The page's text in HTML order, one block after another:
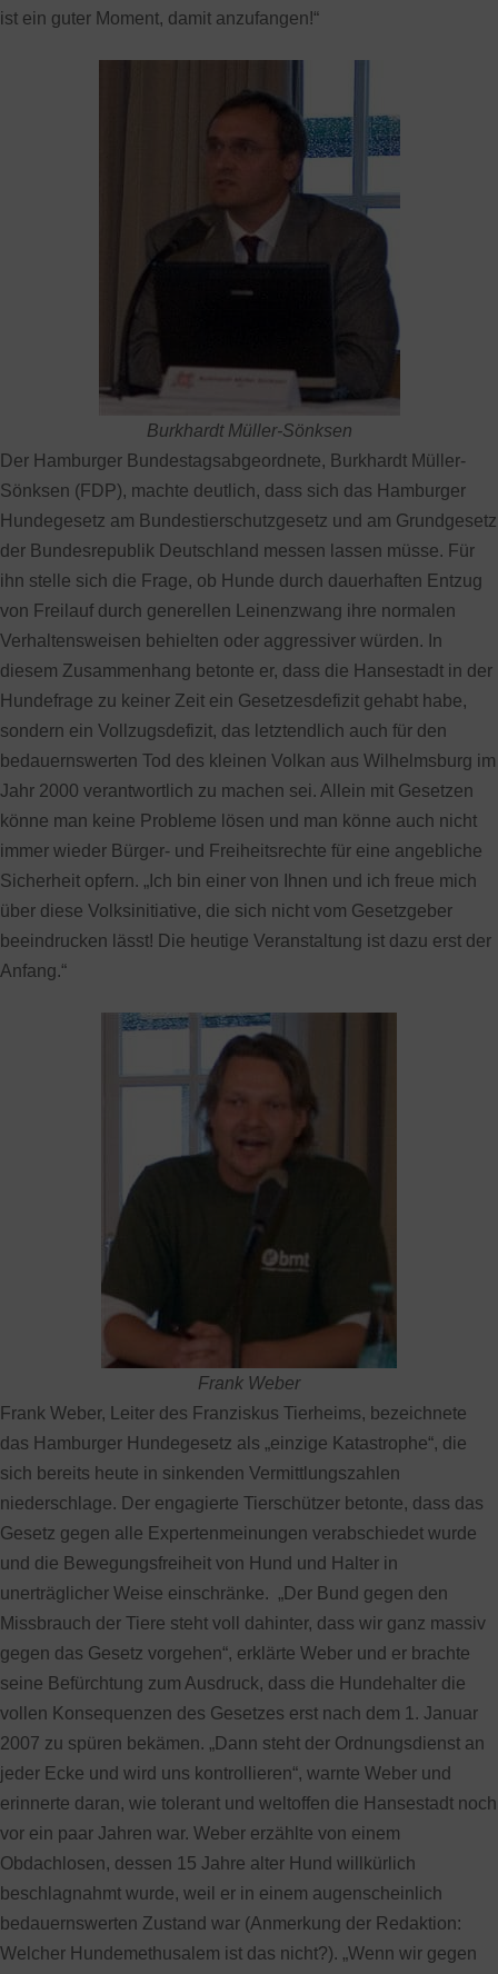
ist ein guter Moment, damit anzufangen!“
Burkhardt Müller-Sönksen
Der Hamburger Bundestagsabgeordnete, Burkhardt Müller-
Sönksen (FDP), machte deutlich, dass sich das Hamburger
Hundegesetz am Bundestierschutzgesetz und am Grundgesetz
der Bundesrepublik Deutschland messen lassen müsse. Für
ihn stelle sich die Frage, ob Hunde durch dauerhaften Entzug
von Freilauf durch generellen Leinenzwang ihre normalen
Verhaltensweisen behielten oder aggressiver würden. In
diesem Zusammenhang betonte er, dass die Hansestadt in der
Hundefrage zu keiner Zeit ein Gesetzesdefizit gehabt habe,
sondern ein Vollzugsdefizit, das letztendlich auch für den
bedauernswerten Tod des kleinen Volkan aus Wilhelmsburg im
Jahr 2000 verantwortlich zu machen sei. Allein mit Gesetzen
könne man keine Probleme lösen und man könne auch nicht
immer wieder Bürger- und Freiheitsrechte für eine angebliche
Sicherheit opfern. „Ich bin einer von Ihnen und ich freue mich
über diese Volksinitiative, die sich nicht vom Gesetzgeber
beeindrucken lässt! Die heutige Veranstaltung ist dazu erst der
Anfang.“
Frank Weber
Frank Weber, Leiter des Franziskus Tierheims, bezeichnete
das Hamburger Hundegesetz als „einzige Katastrophe“, die
sich bereits heute in sinkenden Vermittlungszahlen
niederschlage. Der engagierte Tierschützer betonte, dass das
Gesetz gegen alle Expertenmeinungen verabschiedet wurde
und die Bewegungsfreiheit von Hund und Halter in
unerträglicher Weise einschränke. „Der Bund gegen den
Missbrauch der Tiere steht voll dahinter, dass wir ganz massiv
gegen das Gesetz vorgehen“, erklärte Weber und er brachte
seine Befürchtung zum Ausdruck, dass die Hundehalter die
vollen Konsequenzen des Gesetzes erst nach dem 1. Januar
2007 zu spüren bekämen. „Dann steht der Ordnungsdienst an
jeder Ecke und wird uns kontrollieren“, warnte Weber und
erinnerte daran, wie tolerant und weltoffen die Hansestadt noch
vor ein paar Jahren war. Weber erzählte von einem
Obdachlosen, dessen 15 Jahre alter Hund willkürlich
beschlagnahmt wurde, weil er in einem augenscheinlich
bedauernswerten Zustand war (Anmerkung der Redaktion:
Welcher Hundemethusalem ist das nicht?). „Wenn wir gegen